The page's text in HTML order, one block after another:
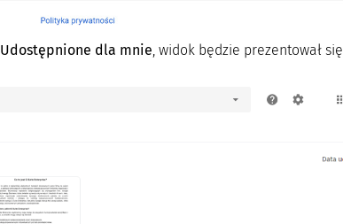
Udostępnione dla mnie, widok będzie prezentował się